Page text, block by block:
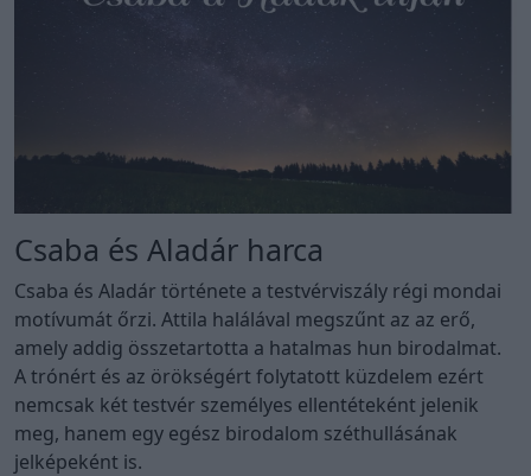
Csaba és Aladár harca
Csaba és Aladár története a testvérviszály régi mondai
motívumát őrzi. Attila halálával megszűnt az az erő,
amely addig összetartotta a hatalmas hun birodalmat.
A trónért és az örökségért folytatott küzdelem ezért
nemcsak két testvér személyes ellentéteként jelenik
meg, hanem egy egész birodalom széthullásának
jelképeként is.